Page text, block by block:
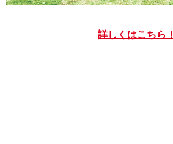
詳しくはこちら！